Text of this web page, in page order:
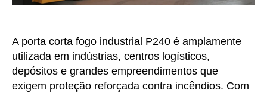
A porta corta fogo industrial P240 é amplamente
utilizada em indústrias, centros logísticos,
depósitos e grandes empreendimentos que
exigem proteção reforçada contra incêndios. Com